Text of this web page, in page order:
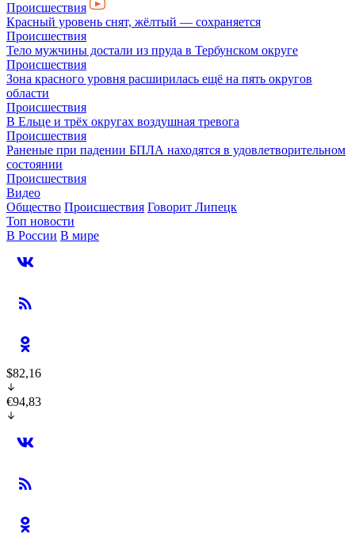
Происшествия
Красный уровень снят, жёлтый — сохраняется
Происшествия
Тело мужчины достали из пруда в Тербунском округе
Происшествия
Зона красного уровня расширилась ещё на пять округов
области
Происшествия
В Ельце и трёх округах воздушная тревога
Происшествия
Раненые при падении БПЛА находятся в удовлетворительном
состоянии
Происшествия
Видео
Общество Происшествия Говорит Липецк
Топ новости
В России В мире
$82,16
€94,83